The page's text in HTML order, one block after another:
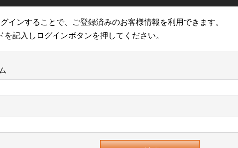
インすることで、ご登録済みのお客様情報を利用できます。
記入しログインボタンを押してください。